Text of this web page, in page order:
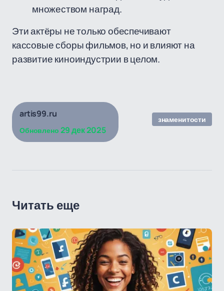
множеством наград.
Эти актёры не только обеспечивают
кассовые сборы фильмов, но и влияют на
развитие киноиндустрии в целом.
artis99.ru
Обновлено 29 дек 2025
знаменитости
Читать еще